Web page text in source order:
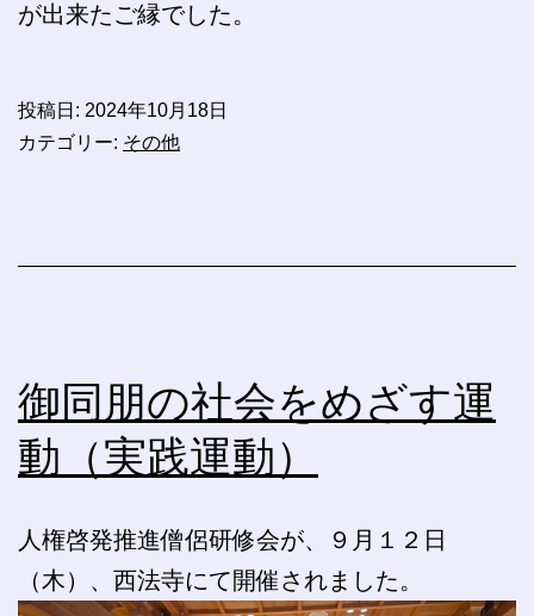
が出来たご縁でした。
投稿日: 2024年10月18日
カテゴリー: その他
御同朋の社会をめざす運
動（実践運動）
人権啓発推進僧侶研修会が、９月１２日
（木）、西法寺にて開催されました。